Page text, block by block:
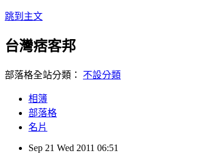
跳到主文
台灣痞客邦
部落格全站分類： 不設分類
相簿
部落格
名片
Sep 21 Wed 2011 06:51